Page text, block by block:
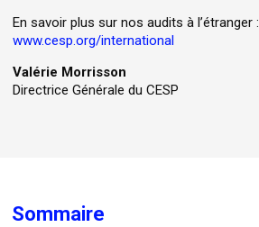
En savoir plus sur nos audits à l’étranger :
www.cesp.org/international
Valérie Morrisson
Directrice Générale du CESP
Sommaire